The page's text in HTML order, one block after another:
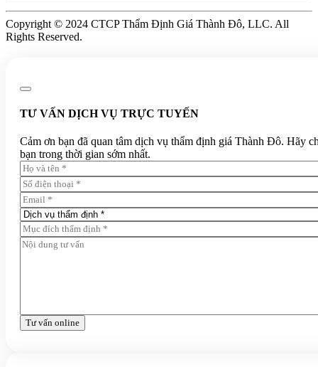
Copyright © 2024 CTCP Thẩm Định Giá Thành Đô, LLC. All
Rights Reserved.
TƯ VẤN DỊCH VỤ TRỰC TUYẾN
Cảm ơn bạn đã quan tâm dịch vụ thẩm định giá Thành Đô. Hãy
bạn trong thời gian sớm nhất.
Tư vấn online